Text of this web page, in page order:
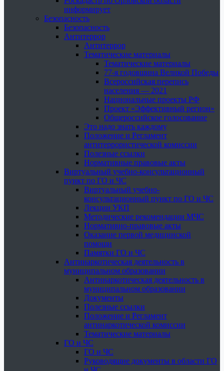
информирует
Безопасность
Безопасность
Антитеррор
Антитеррор
Тематические материалы
Тематические материалы
77-я годовщина Великой Победы
Всероссийская перепись
населения — 2021
Национальные проекты РФ
Проект «Эффективный регион»
Общероссийское голосование
Это надо знать каждому
Положение и Регламент
антитеррористической комиссии
Полезные ссылки
Нормативные правовые акты
Виртуальный учебно-консультационный
пункт по ГО и ЧС
Виртуальный учебно-
консультационный пункт по ГО и ЧС
Лекции УКП
Методические рекомендации МЧС
Нормативно-правовые акты
Оказание первой медицинской
помощи
Памятки ГО и ЧС
Антинаркотическая деятельность в
муниципальном образовании
Антинаркотическая деятельность в
муниципальном образовании
Документы
Полезные ссылки
Положение и Регламент
антинаркотической комиссии
Тематические материалы
ГО и ЧС
ГО и ЧС
Руководящие документы в области ГО